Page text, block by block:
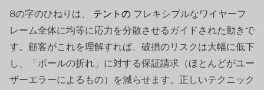
8の字のひねりは、 テントの フレキシブルなワイヤーフ
レーム全体に均等に応力を分散させるガイドされた動きで
す。顧客がこれを理解すれば、破損のリスクは大幅に低下
し、「ポールの折れ」に対する保証請求（ほとんどがユー
ザーエラーによるもの）を減らせます。正しいテクニック